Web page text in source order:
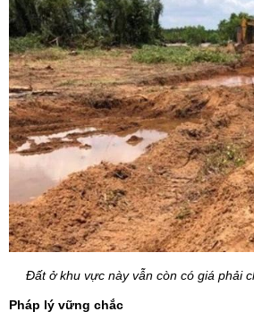
Đất ở khu vực này vẫn còn có giá phải
Pháp lý vững chắc